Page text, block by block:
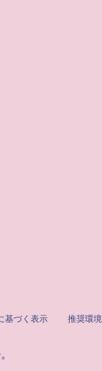
基づく表示 推奨環境